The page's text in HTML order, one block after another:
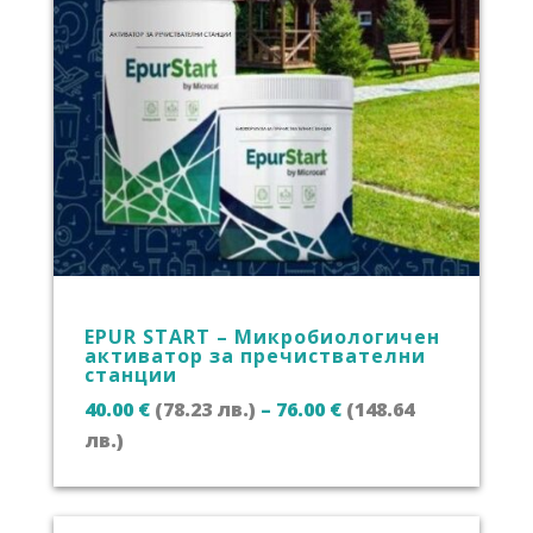
EPUR START – Микробиологичен
активатор за пречиствателни
станции
40.00 € (78.23 лв.) – 76.00 € (148.64
лв.)Price
40.00 €